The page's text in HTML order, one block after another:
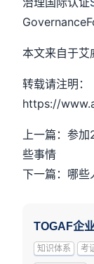
本文来自于艾
转载请注明：
https://
上一篇：参加
些事情
下一篇：哪些
TOGAF企
知识体系 考